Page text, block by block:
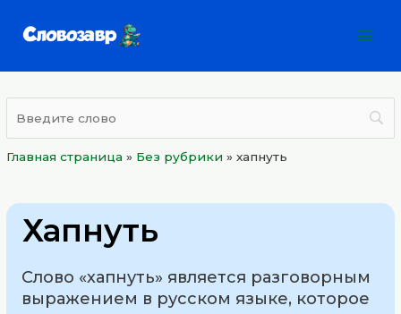
Главная страница » Без рубрики »хапнуть
Хапнуть
Слово «хапнуть» является разговорным
выражением в русском языке, которое